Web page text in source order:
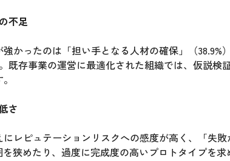
不足
かったのは「担い手となる人材の確保」（38.9%
既存事業の運営に最適化された組織では、仮説検
さ
レピュテーションリスクへの感度が高く、「失
狭めたり、過度に完成度の高いプロトタイプを求